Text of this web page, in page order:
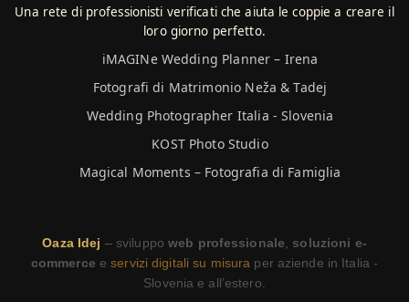
Una rete di professionisti verificati che aiuta le coppie a creare il
loro giorno perfetto.
iMAGINe Wedding Planner – Irena
Fotografi di Matrimonio Neža & Tadej
Wedding Photographer Italia - Slovenia
KOST Photo Studio
Magical Moments – Fotografia di Famiglia
Oaza Idej – sviluppoweb professionale, soluzioni e-
commerce eservizi digitali su misura per aziende in Italia -
Slovenia e all’estero.